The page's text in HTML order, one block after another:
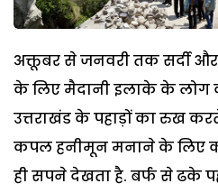
अक्तूबर से जनवरी तक सर्दी
के लिए मैदानी इलाके के लोग
उत्तराखंड के पहाड़ों का रुख
कपल हनीमून मनाने के लिए
ही सपने देखता है. बर्फ से ढके